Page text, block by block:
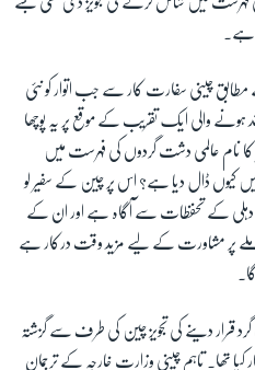
ہے۔
چینی سفارت کار سے جب اتوار کو نئی
والی ایک تقریب کے موقع پر یہ پوچھا
کا نام عالمی دشت گردوں کی فہرست میں
میں کیوں ڈال دیا ہے؟ اس پر چین کے سفیر لو
دہلی کے تحفظات سے آگاہ ہے اور ان کے
پر مشاورت کے لیے مزید وقت درکار ہے
قرار دینے کی تجویز چین کی طرف سے گزشتہ
تھا۔ تاہم چینی وزارت خارجہ کے ترجمان